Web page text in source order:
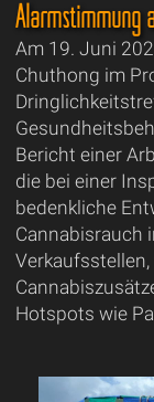
Alarmstimmung
Am 19. Juni
Chuthong im
Bericht einer
die bei einer
bedenkliche
Cannabisrauch
Hotspots wie